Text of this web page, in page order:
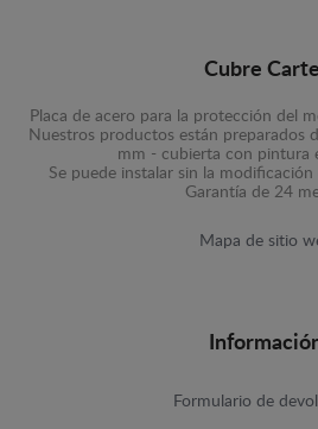
Cubre
Placa de acero para la protección del
Nuestros productos están preparados
mm - cubierta con pintura
Se puede instalar sin la
Garantía de 24
Mapa de sitio
Formulario de